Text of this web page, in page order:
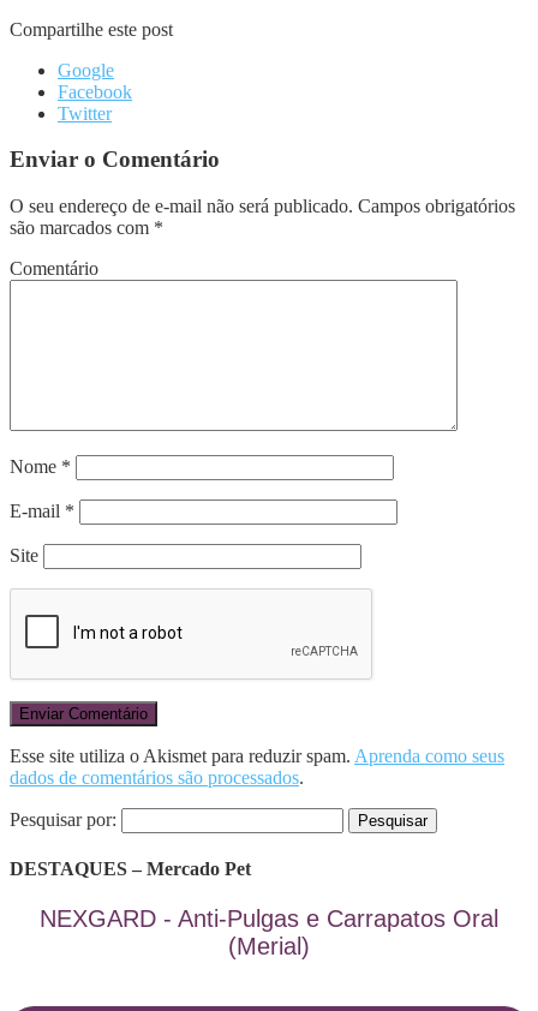
Compartilhe este post
Google
Facebook
Twitter
Enviar o Comentário
O seu endereço de e-mail não será publicado. Campos obrigatórios
são marcados com *
Comentário
Nome *
E-mail *
Site
Esse site utiliza o Akismet para reduzir spam. Aprenda como seus
dados de comentários são processados.
Pesquisar por:
DESTAQUES – Mercado Pet
NEXGARD - Anti-Pulgas e Carrapatos Oral
(Merial)